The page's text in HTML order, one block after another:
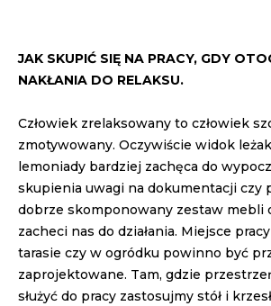
JAK SKUPIĆ SIĘ NA PRACY, GDY
NAKŁANIA DO RELAKSU.
Człowiek zrelaksowany to człowiek
zmotywowany. Oczywiście widok
lemoniady bardziej zachęca do
skupienia uwagi na dokumentacji czy
dobrze skomponowany zestaw mebli
zacheci nas do działania. Miejsce
tarasie czy w ogródku powinno być
zaprojektowane. Tam, gdzie
służyć do pracy zastosujmy stół i